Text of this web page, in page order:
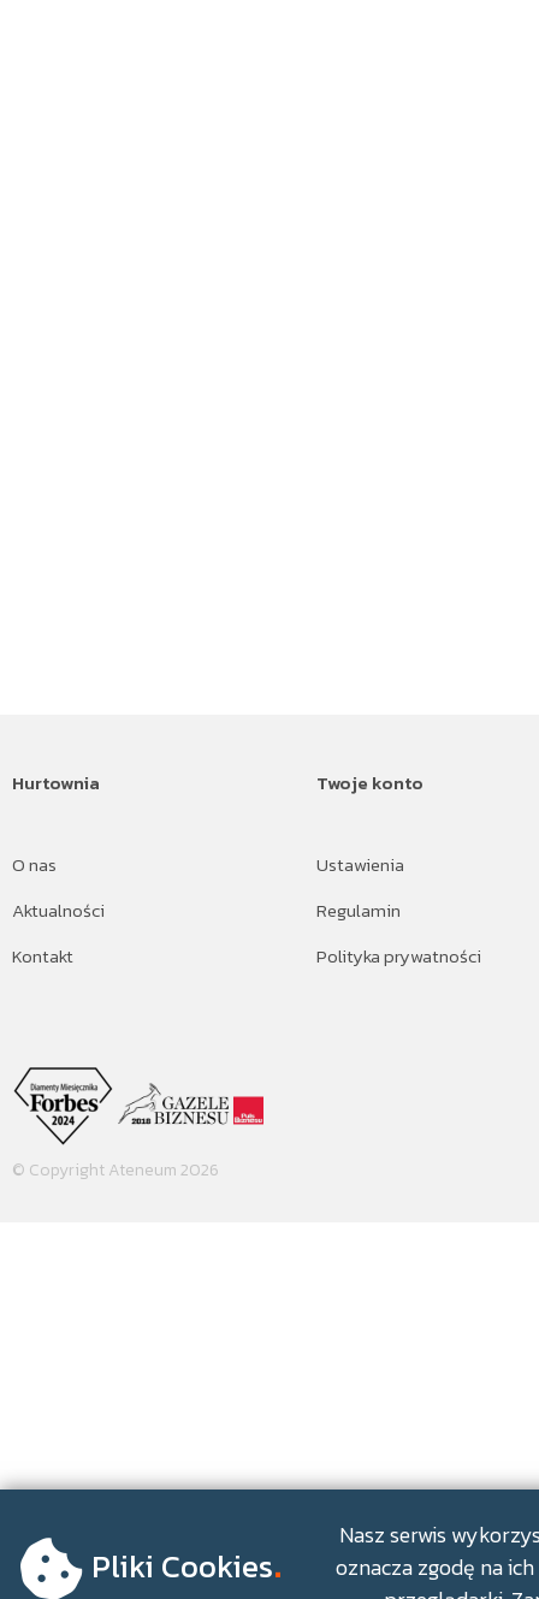
Hurtownia
O nas
Aktualności
Kontakt
Twoje konto
Ustawienia
Regulamin
Polityka prywatności
© Copyright Ateneum 2026
Pliki Cookies.
Nasz serwis
oznacza zgodę na